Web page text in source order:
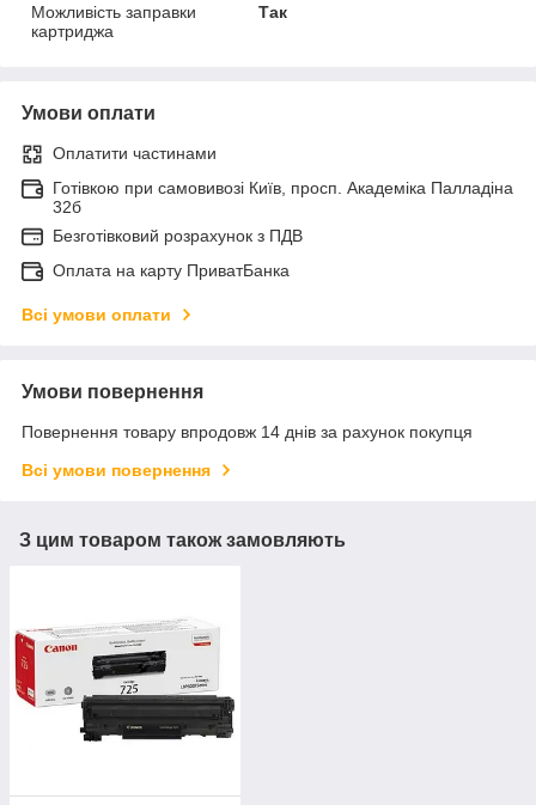
Можливість заправки
картриджа
Так
Умови оплати
Оплатити частинами
Готівкою при самовивозі Київ, просп. Академіка Палладіна
32б
Безготівковий розрахунок з ПДВ
Оплата на карту ПриватБанка
Всі умови оплати
Умови повернення
Повернення товару впродовж 14 днів за рахунок покупця
Всі умови повернення
З цим товаром також замовляють